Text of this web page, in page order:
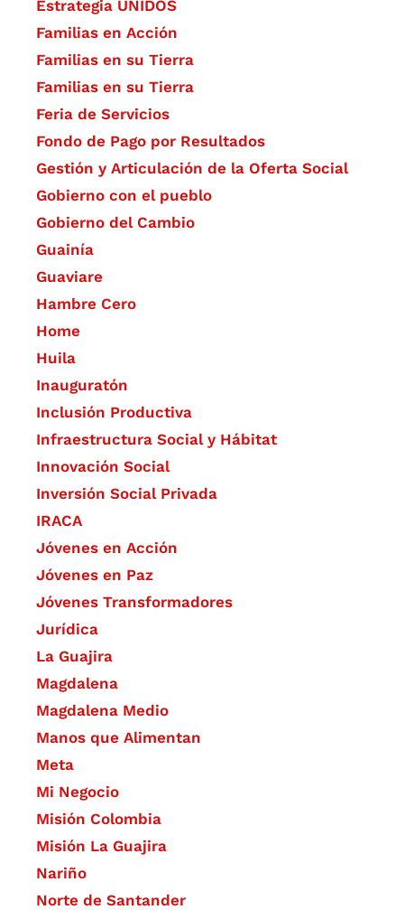
Estrategia UNIDOS
Familias en Acción
Familias en su Tierra
Familias en su Tierra
Feria de Servicios
Fondo de Pago por Resultados
Gestión y Articulación de la Oferta Social
Gobierno con el pueblo
Gobierno del Cambio
Guainía
Guaviare
Hambre Cero
Home
Huila
Inauguratón
Inclusión Productiva
Infraestructura Social y Hábitat
​Innovación Social
Inversión Social Privada
IRACA
Jóvenes en Acción
Jóvenes en Paz
Jóvenes Transformadores
Jurídica
La Guajira
Magdalena
Magdalena Medio
Manos que Alimentan
Meta
Mi Negocio
Misión Colombia
Misión La Guajira
Nariño
Norte de Santander